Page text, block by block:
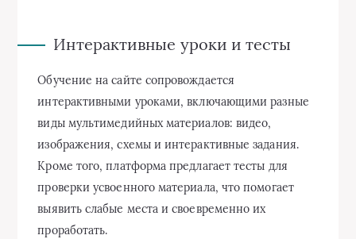
Интерактивные уроки и тесты
Обучение на сайте сопровождается
интерактивными уроками, включающими разные
виды мультимедийных материалов: видео,
изображения, схемы и интерактивные задания.
Кроме того, платформа предлагает тесты для
проверки усвоенного материала, что помогает
выявить слабые места и своевременно их
проработать.